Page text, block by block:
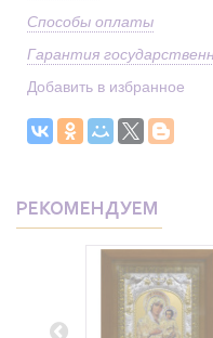
Способы оплаты
Гарантия
Добавить в избранное
РЕКОМЕНДУЕМ